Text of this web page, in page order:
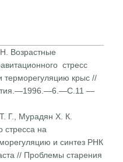
Возрастные
стресс
терморегуляцию крыс //
—
Г., Мурадян X. К.
стресса на
и синтез РНК
// Проблемы старения